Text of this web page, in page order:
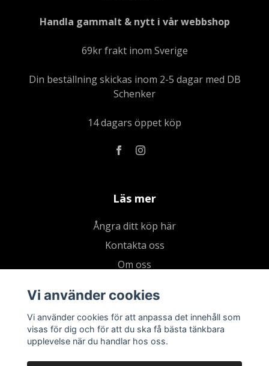
Handla gammalt & nytt i vår webbshop
69kr frakt inom Sverige
Din beställning skickas inom 2-5 dagar med DB
Schenker
14 dagars öppet köp
Läs mer
Ångra ditt köp här
Kontakta oss
Om oss
Kundklubb
Presentkort
Vi använder cookies
Vi använder cookies för att anpassa det innehåll som
visas för dig och för att du ska få bästa tänkbara
upplevelse när du handlar hos oss.